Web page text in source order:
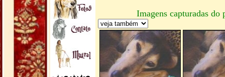
Imagens capturadas do